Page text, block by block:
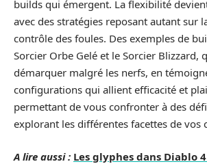
builds qui émergent. La flexibilité
avec des stratégies reposant autant sur
contrôle des foules. Des exemples de
Sorcier Orbe Gelé et le Sorcier Blizzard,
démarquer malgré les nerfs, en
configurations qui allient efficacité et
permettant de vous confronter à des
explorant les différentes facettes de vos
A lire aussi : Les glyphes dans Diablo